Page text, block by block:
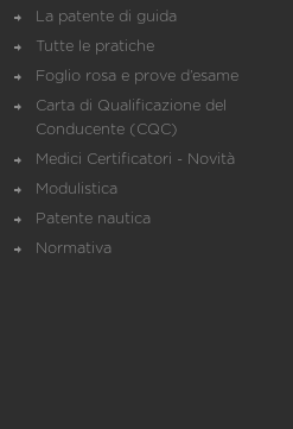
La patente di guida
Tutte le pratiche
Foglio rosa e prove d’esame
Carta di Qualificazione del
Conducente (CQC)
Medici Certificatori - Novità
Modulistica
Patente nautica
Normativa